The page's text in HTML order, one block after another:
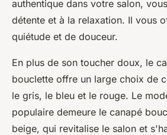
authentique dans votre salon,
détente et à la relaxation. Il vous
quiétude et de douceur.
En plus de son toucher doux, le
bouclette offre un large choix de
le gris, le bleu et le rouge. Le
populaire demeure le canapé
beige, qui revitalise le salon et